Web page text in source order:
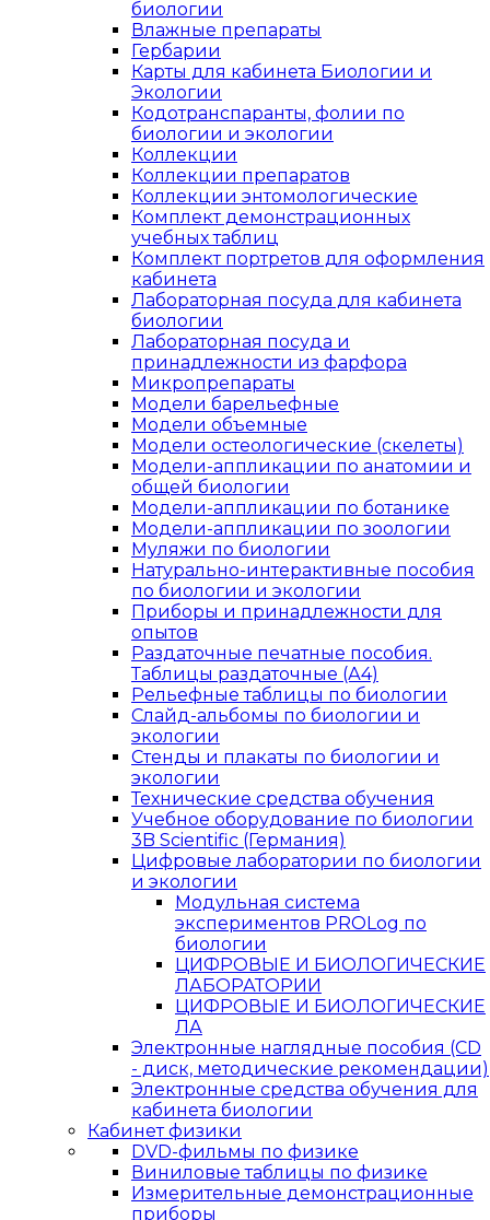
биологии
Влажные препараты
Гербарии
Карты для кабинета Биологии и
Экологии
Кодотранспаранты, фолии по
биологии и экологии
Коллекции
Коллекции препаратов
Коллекции энтомологические
Комплект демонстрационных
учебных таблиц
Комплект портретов для оформления
кабинета
Лабораторная посуда для кабинета
биологии
Лабораторная посуда и
принадлежности из фарфора
Микропрепараты
Модели барельефные
Модели объемные
Модели остеологические (скелеты)
Модели-аппликации по анатомии и
общей биологии
Модели-аппликации по ботанике
Модели-аппликации по зоологии
Муляжи по биологии
Натурально-интерактивные пособия
по биологии и экологии
Приборы и принадлежности для
опытов
Раздаточные печатные пособия.
Таблицы раздаточные (А4)
Рельефные таблицы по биологии
Слайд-альбомы по биологии и
экологии
Стенды и плакаты по биологии и
экологии
Технические средства обучения
Учебное оборудование по биологии
3B Scientific (Германия)
Цифровые лаборатории по биологии
и экологии
Модульная система
экспериментов PROLog по
биологии
ЦИФРОВЫЕ И БИОЛОГИЧЕСКИЕ
ЛАБОРАТОРИИ
ЦИФРОВЫЕ И БИОЛОГИЧЕСКИЕ
ЛА
Электронные наглядные пособия (CD
- диск, методические рекомендации)
Электронные средства обучения для
кабинета биологии
Кабинет физики
DVD-фильмы по физике
Виниловые таблицы по физике
Измерительные демонстрационные
приборы